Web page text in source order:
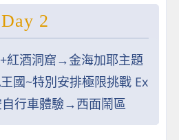
Day 2
紅酒洞窟→⾦海加耶主題
國~特別安排極限挑戰 Ex
行車體驗→西面鬧區